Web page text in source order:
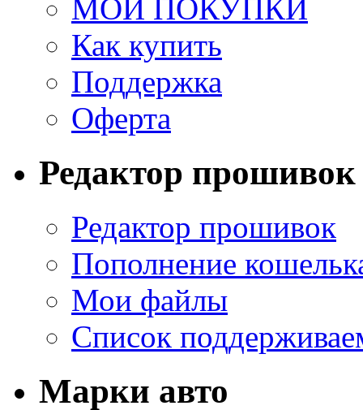
МОИ ПОКУПКИ
Как купить
Поддержка
Оферта
Редактор прошивок
Редактор прошивок
Пополнение
Мои файлы
Список
Марки авто